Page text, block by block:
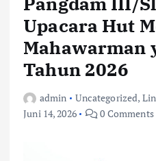
Upacara Hut
Mahawarman
Tahun 2026
admin Uncategorized,
Juni 14, 2026
0 Comments